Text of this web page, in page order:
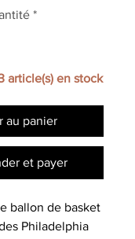
*
article(s) en stock
au panier
et payer
ballon de basket
Philadelphia